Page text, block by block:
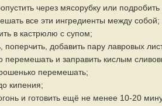
через мясорубку или
все эти ингредиенты между собой;
в кастрюлю с супом;
поперчить, добавить пару лавровых
перемешать и заправить кислым
перемешать;
кипения;
и готовить ещё не менее 10-20